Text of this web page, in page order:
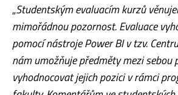
„Studentským evaluacím kurzů
mimořádnou pozornost. Evaluace
pomocí nástroje Power BI v tzv.
nám umožňuje předměty mezi sebou
vyhodnocovat jejich pozici v rámci